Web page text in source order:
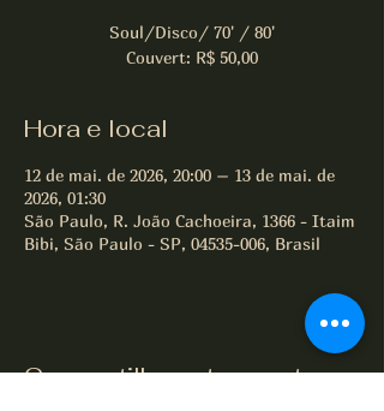
Soul/Disco/ 70' / 80'
Couvert: R$ 50,00
Hora e local
12 de mai. de 2026, 20:00 – 13 de mai. de
2026, 01:30
São Paulo, R. João Cachoeira, 1366 - Itaim
Bibi, São Paulo - SP, 04535-006, Brasil
Compartilhe este evento